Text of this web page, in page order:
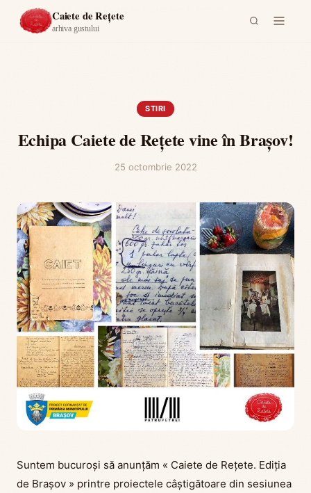
Caiete de Rețete
arhiva gustului
Acasă ›
STIRI
Echipa Caiete de Rețete vine în Brașov!
25 octombrie 2022
Suntem bucuroși să anunțăm « Caiete de Rețete. Ediția
de Brașov » printre proiectele câștigătoare din sesiunea